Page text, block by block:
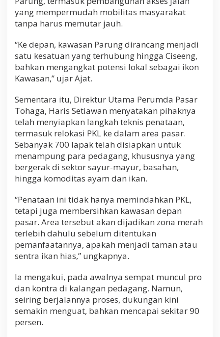
yang mempermudah mobilitas masyarakat
tanpa harus memutar jauh.
“Ke depan, kawasan Parung dirancang menjadi
satu kesatuan yang terhubung hingga Ciseeng,
bahkan mengangkat potensi lokal sebagai ikon
Kawasan,” ujar Ajat.
Sementara itu, Direktur Utama Perumda Pasar
Tohaga, Haris Setiawan menyatakan pihaknya
telah menyiapkan langkah teknis penataan,
termasuk relokasi PKL ke dalam area pasar.
Sebanyak 700 lapak telah disiapkan untuk
menampung para pedagang, khususnya yang
bergerak di sektor sayur-mayur, basahan,
hingga komoditas ayam dan ikan.
“Penataan ini tidak hanya memindahkan PKL,
tetapi juga membersihkan kawasan depan
pasar. Area tersebut akan dijadikan zona merah
terlebih dahulu sebelum ditentukan
pemanfaatannya, apakah menjadi taman atau
sentra ikan hias,” ungkapnya.
Ia mengakui, pada awalnya sempat muncul pro
dan kontra di kalangan pedagang. Namun,
seiring berjalannya proses, dukungan kini
semakin menguat, bahkan mencapai sekitar 90
persen.